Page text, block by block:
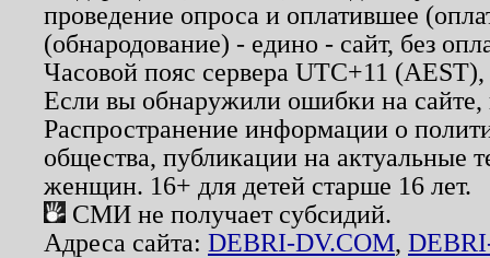
проведение опроса и оплатившее
(обнародование) - едино - сайт, без
Часовой пояс сервера UTC+11
Если вы обнаружили ошибки на
Распространение информации о
общества, публикации на актуальные
женщин. 16+ для детей старше 16 лет.
СМИ не получает субсидий.
Адреса сайта: DEBRI-DV.COM,